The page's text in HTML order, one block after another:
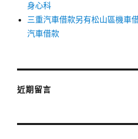
身心科
三重汽車借款另有松山區機車
汽車借款
近期留言